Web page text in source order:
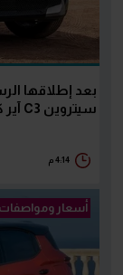
سيتروين C3 آير كروس بالسوق المصري
4:14 م
أسعار ومواصفات